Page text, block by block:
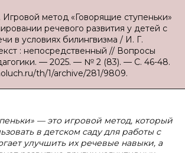
Игровой метод «Говорящие ступеньки»
речевого развития у детей с
в условиях билингвизма / И. Г.
: непосредственный // Вопросы
— 2025. — № 2 (83). — С. 46-48.
th/1/archive/281/9809.
— это игровой метод, который
в детском саду для работы с
улучшить их речевые навыки, а